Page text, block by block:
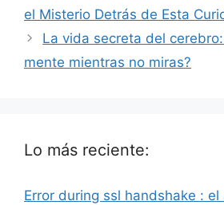
el Misterio Detrás de Esta
La vida secreta del
mente mientras no miras?
Lo más reciente:
Error during ssl handshake : el